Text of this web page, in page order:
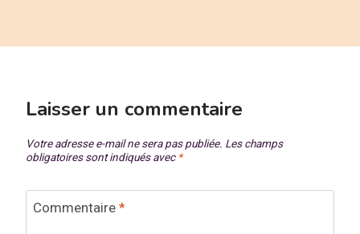
Laisser un commentaire
Votre adresse e-mail ne sera pas publiée. Les champs
obligatoires sont indiqués avec *
Commentaire *